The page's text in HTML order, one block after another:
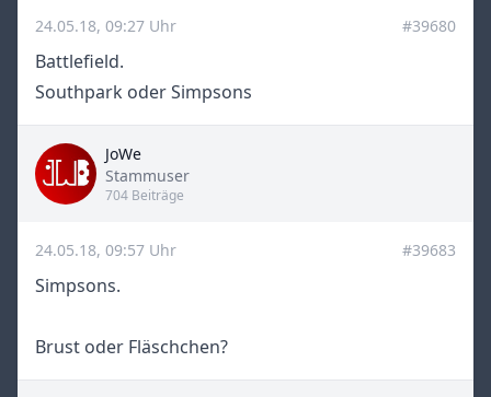
24.05.18, 09:27 Uhr #39680
Battlefield.
Southpark oder Simpsons
JoWe
Title
Stammuser
704 Beiträge
24.05.18, 09:57 Uhr #39683
Simpsons.
Brust oder Fläschchen?